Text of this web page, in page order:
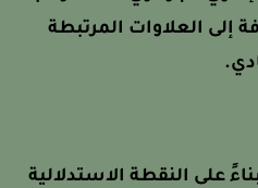
العلاوات المرتبطة
على النقطة الاستدلالية